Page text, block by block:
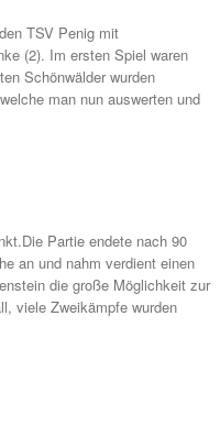
TSV Penig mit
(2). Im ersten Spiel waren
Schönwälder wurden
man nun auswerten und
Partie endete nach 90
an und nahm verdient einen
die große Möglichkeit zur
viele Zweikämpfe wurden